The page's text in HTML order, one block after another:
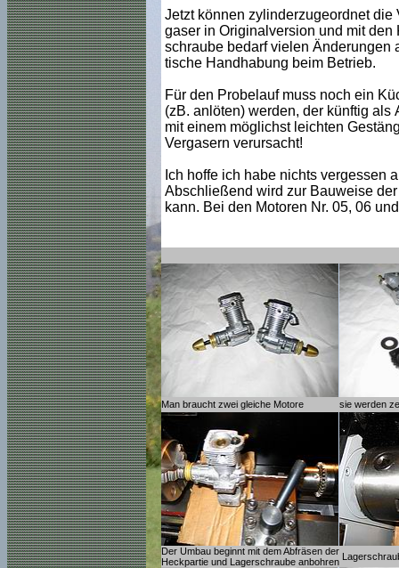
Jetzt können zylinderzugeordnet die
gaser in Originalversion und mit
schraube bedarf vielen Änderungen
tische Handhabung beim Betrieb.
Für den Probelauf muss noch ein
(zB. anlöten) werden, der künftig
mit einem möglichst leichten
Vergasern verursacht!
Ich hoffe ich habe nichts vergessen
Abschließend wird zur Bauweise
kann. Bei den Motoren Nr. 05, 06
Man braucht zwei gleiche Motore sie werden
Der Umbau beginnt mit dem Abfräsen der
Heckpartie und Lagerschraube anbohren